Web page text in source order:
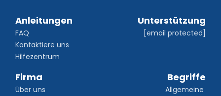
Anleitungen
FAQ
Kontaktiere uns
Hilfezentrum
Unterstützung
[email protected]
Firma
Über uns
Begriffe
Allgemeine